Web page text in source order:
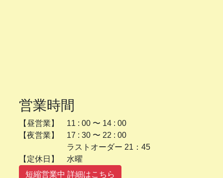
営業時間
【昼営業】 11 : 00 〜 14 : 00
【夜営業】 17 : 30 〜 22 : 00
ラストオーダー 21：45
【定休日】 水曜
短縮営業中 詳細はこちら